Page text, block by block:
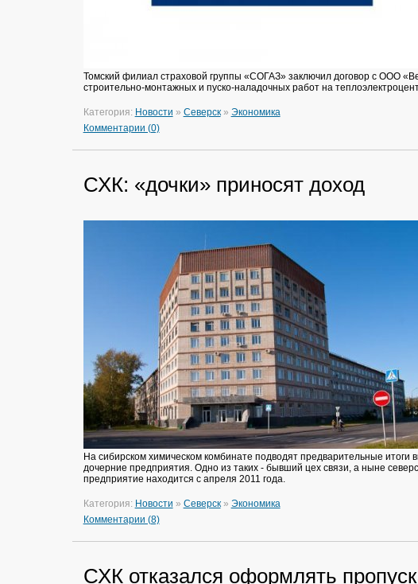
Томский филиал страховой группы «СОГАЗ» заключил договор с ООО
строительно-монтажных и пуско-наладочных работ на
Категория: Новости » Северск» Экономика
Комментарии (0)
СХК: «дочки» приносят доход
На сибирском химическом комбинате подводят предварительные итоги
дочерние предприятия. Одно из таких - бывший цех связи, а ныне
предприятие находится с апреля 2011 года.
Категория: Новости » Северск» Экономика
Комментарии (8)
СХК отказался оформлять